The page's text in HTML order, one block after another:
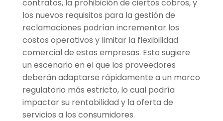
contratos, la prohibición de ciertos cobros, y
los nuevos requisitos para la gestión de
reclamaciones podrían incrementar los
costos operativos y limitar la flexibilidad
comercial de estas empresas. Esto sugiere
un escenario en el que los proveedores
deberán adaptarse rápidamente a un marco
regulatorio más estricto, lo cual podría
impactar su rentabilidad y la oferta de
servicios a los consumidores.